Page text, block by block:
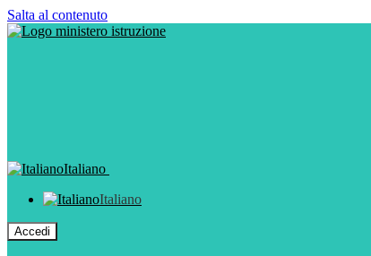
Salta al contenuto
Italiano
Italiano
Accedi